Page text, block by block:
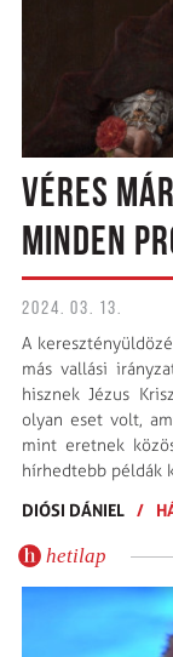
VÉRES
MINDEN
2024. 03. 13.
A
más vallási
hisznek Jézus
olyan eset volt,
mint eretnek
hírhedtebb példák
DIÓSI DÁNIEL /
hetilap